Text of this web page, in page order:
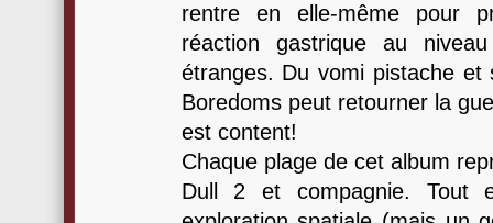
rentre en elle-même pour
réaction gastrique au
étranges. Du vomi pistache et
Boredoms peut retourner la
est content!
Chaque plage de cet album
Dull 2 et compagnie. Tout